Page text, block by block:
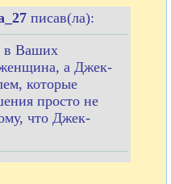
писав(ла):
в Ваших
а Джек-
которые
просто не
что Джек-